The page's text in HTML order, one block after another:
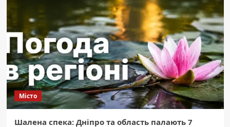
Місто
Шалена спека: Дніпро та область палають 7